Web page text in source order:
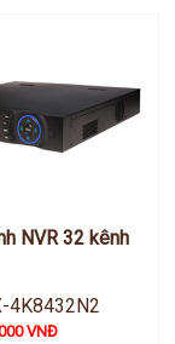
NVR 32 kênh
4K8432N2
VNĐ